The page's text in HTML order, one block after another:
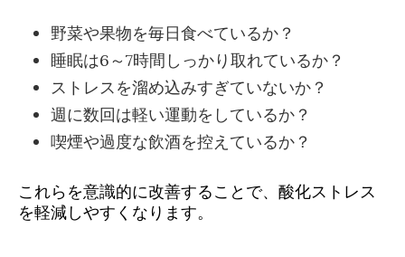
野菜や果物を毎日食べているか？
睡眠は6～7時間しっかり取れているか？
ストレスを溜め込みすぎていないか？
週に数回は軽い運動をしているか？
喫煙や過度な飲酒を控えているか？
これらを意識的に改善することで、酸化ストレス
を軽減しやすくなります。